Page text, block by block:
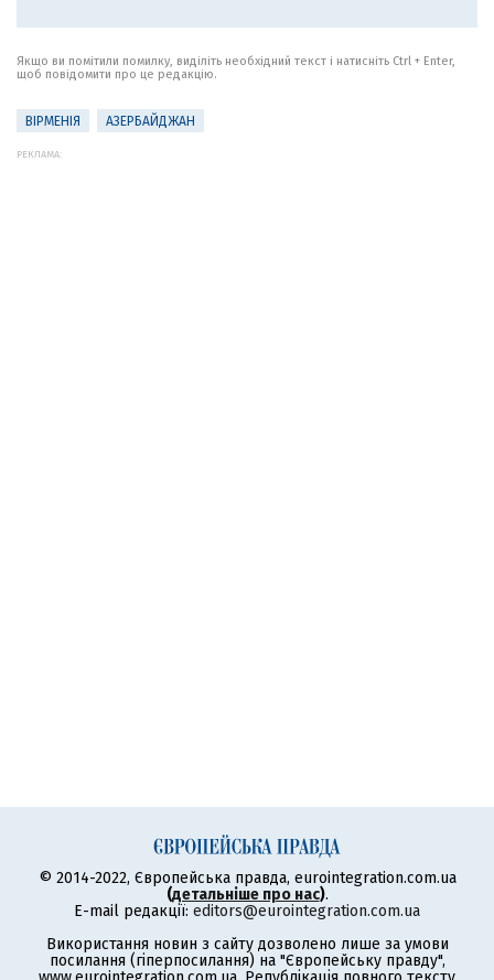
Якщо ви помітили помилку, виділіть необхідний текст і натисніть Ctrl + Enter,
щоб повідомити про це редакцію.
ВІРМЕНІЯ АЗЕРБАЙДЖАН
РЕКЛАМА:
© 2014-2022, Європейська правда, eurointegration.com.ua
(детальніше про нас).
E-mail редакції: editors@eurointegration.com.ua
Використання новин з сайту дозволено лише за умови
посилання (гіперпосилання) на "Європейську правду",